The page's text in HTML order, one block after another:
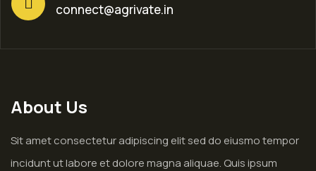
connect@agrivate.in
About Us
Sit amet consectetur adipiscing elit sed do eiusmo tempor
incidunt ut labore et dolore magna aliquae. Quis ipsum